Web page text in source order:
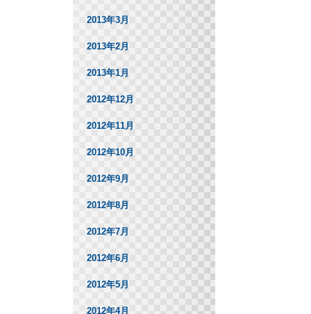
2013年3月
2013年2月
2013年1月
2012年12月
2012年11月
2012年10月
2012年9月
2012年8月
2012年7月
2012年6月
2012年5月
2012年4月